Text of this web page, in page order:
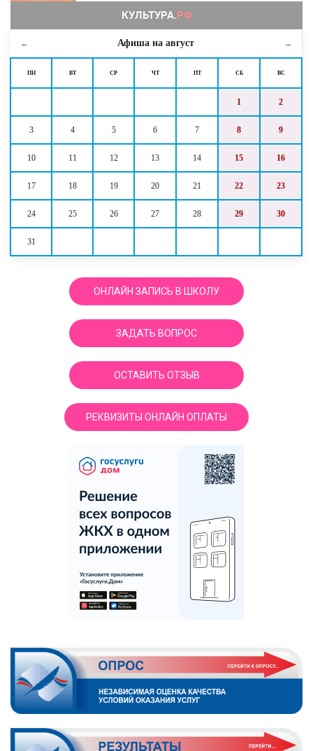
← Афиша на август →
ПН ВТ СР ЧТ ПТ СБ ВС
1 2
3 4 5 6 7 8 9
10 11 12 13 14 15 16
17 18 19 20 21 22 23
24 25 26 27 28 29 30
31
ОНЛАЙН ЗАПИСЬ В ШКОЛУ
ЗАДАТЬ ВОПРОС
ОСТАВИТЬ ОТЗЫВ
РЕКВИЗИТЫ ОНЛАЙН ОПЛАТЫ